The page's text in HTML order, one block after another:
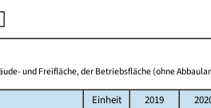
und Freifläche, der Betriebsfläche (ohne
Einheit 2019